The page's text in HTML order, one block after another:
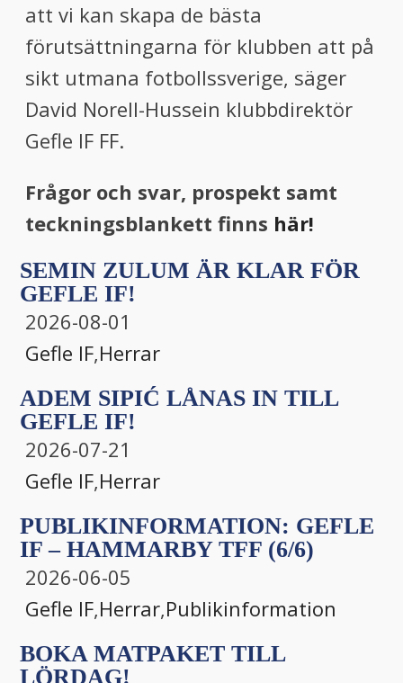
att vi kan skapa de bästa
förutsättningarna för klubben att på
sikt utmana fotbollssverige, säger
David Norell-Hussein klubbdirektör
Gefle IF FF.
Frågor och svar, prospekt samt
teckningsblankett finns här!
SEMIN ZULUM ÄR KLAR FÖR
GEFLE IF!
2026-08-01
Gefle IF,Herrar
ADEM SIPIĆ LÅNAS IN TILL
GEFLE IF!
2026-07-21
Gefle IF,Herrar
PUBLIKINFORMATION: GEFLE
IF – HAMMARBY TFF (6/6)
2026-06-05
Gefle IF,Herrar,Publikinformation
BOKA MATPAKET TILL
LÖRDAG!